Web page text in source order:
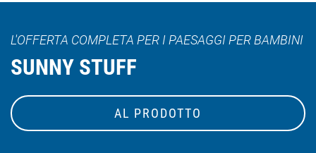
L'OFFERTA COMPLETA PER I PAESAGGI PER BAMBINI
SUNNY STUFF
AL PRODOTTO